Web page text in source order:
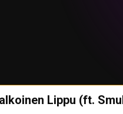
Lippu (ft.